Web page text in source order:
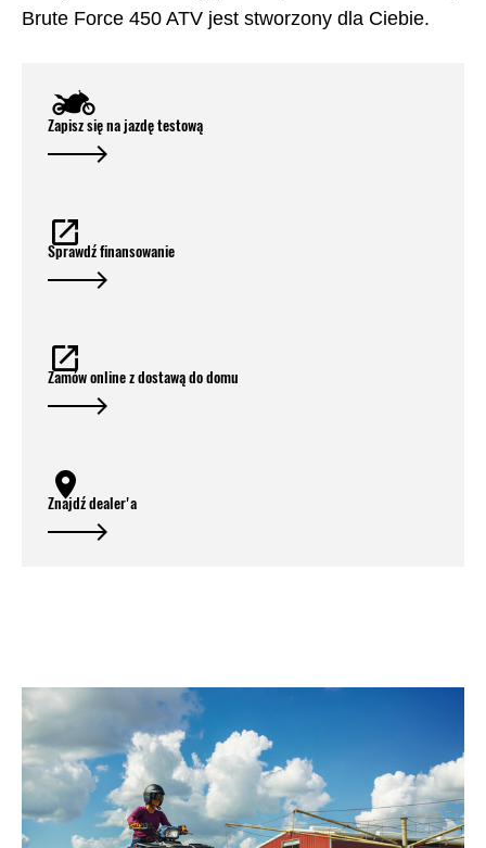
Brute Force 450 ATV jest stworzony dla Ciebie.
Zapisz się na jazdę testową
Sprawdź finansowanie
Zamów online z dostawą do domu
Znajdź dealer'a